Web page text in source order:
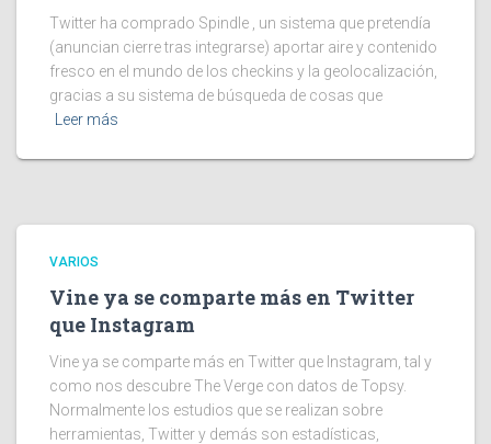
Twitter ha comprado Spindle , un sistema que pretendía
(anuncian cierre tras integrarse) aportar aire y contenido
fresco en el mundo de los checkins y la geolocalización,
gracias a su sistema de búsqueda de cosas que
Leer más
VARIOS
Vine ya se comparte más en Twitter
que Instagram
Vine ya se comparte más en Twitter que Instagram, tal y
como nos descubre The Verge con datos de Topsy.
Normalmente los estudios que se realizan sobre
herramientas, Twitter y demás son estadísticas,